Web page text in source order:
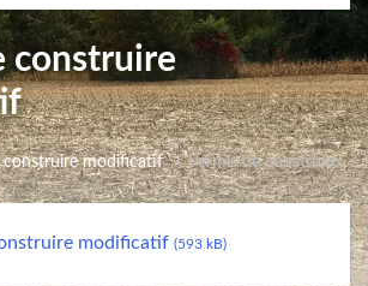
construire
construire modificatif
Permis de construire
modificatif (593 kB)